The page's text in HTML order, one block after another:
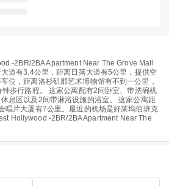
-2BR/2BA Apartment Near The Grove Mall
道有3.4公里，距离日落大道有5公里，提供空
位，距离洛杉矶郡艺术博物馆有不到一公里，
步行路程。 这家公寓配有2间卧室、带洗碗机
息区以及2间带淋浴设施的浴室。 这家公寓距
唱片大厦有7公里。最近的机场是好莱坞伯班克
Hollywood -2BR/2BA Apartment Near The